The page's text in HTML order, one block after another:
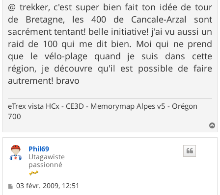
s
s
a
g
e
@ trekker, c'est super bien fait ton idée de tour
de Bretagne, les 400 de Cancale-Arzal sont
sacrément tentant! belle initiative! j'ai vu aussi un
raid de 100 qui me dit bien. Moi qui ne prend
que le vélo-plage quand je suis dans cette
région, je découvre qu'il est possible de faire
autrement! bravo
eTrex vista HCx - CE3D - Memorymap Alpes v5 - Orégon
700
a
u
Phil69
Utagawiste
passionné
M
03 févr. 2009, 12:51